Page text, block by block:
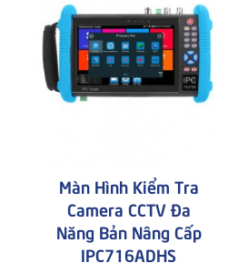
Màn Hình Kiểm Tra
Camera CCTV Đa
Năng Bản Nâng Cấp
IPC716ADHS